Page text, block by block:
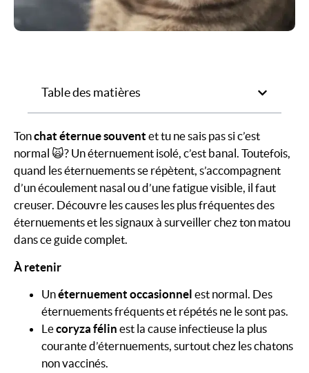
Table des matières
Tonchat éternue souvent et tu ne sais pas si c’est
normal 🙀? Un éternuement isolé, c’est banal. Toutefois,
quand les éternuements se répètent, s’accompagnent
d’un écoulement nasal ou d’une fatigue visible, il faut
creuser. Découvre les causes les plus fréquentes des
éternuements et les signaux à surveiller chez ton matou
dans ce guide complet.
À retenir
Unéternuement occasionnel est normal. Des
éternuements fréquents et répétés ne le sont pas.
Lecoryza félin est la cause infectieuse la plus
courante d’éternuements, surtout chez les chatons
non vaccinés.